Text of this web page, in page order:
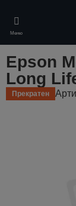
main
content
Меню
Epson
Long
Прекратен